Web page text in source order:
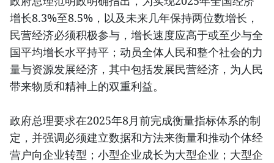
增长8.3%至8.5%，以及未来几年保持两位数增长，
民营经济必须积极参与，增长速度应高于或至少与全
国平均增长水平持平；动员全体人民和整个社会的力
量与资源发展经济，其中包括发展民营经济，为人民
带来物质和精神上的双重利益。
政府总理要求在2025年8月前完成衡量指标体系的制
定，并强调必须建立数据和方法来衡量和推动个体经
营户向企业转型；小型企业成长为大型企业；大型企